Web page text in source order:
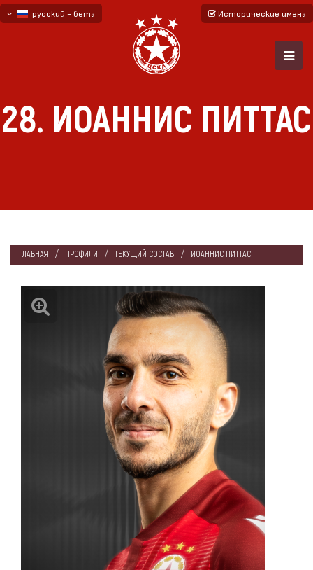
русский - бета
Исторические имена
28. ИОАННИС ПИТТАС
ГЛАВНАЯ ПРОФИЛИ ТЕКУЩИЙ СОСТАВ ИОАННИС ПИТТАС